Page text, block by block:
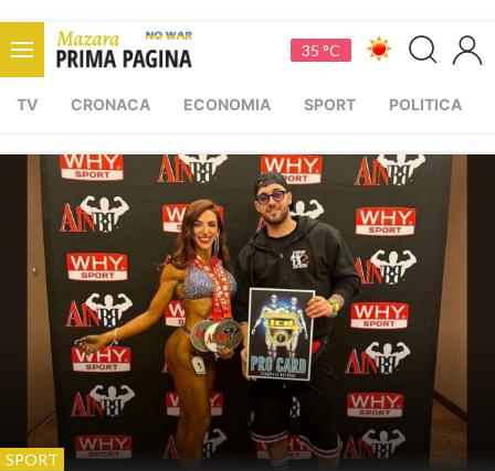
35 °C
TV CRONACA ECONOMIA SPORT POLITICA
SPORT